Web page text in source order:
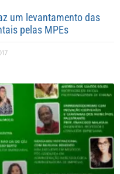
um levantamento das
pelas MPEs